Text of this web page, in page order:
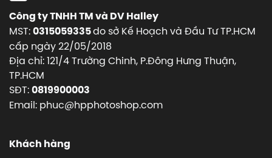
Công ty TNHH TM và DV Halley
MST:0315059335do sở Kế Hoạch và Đầu Tư TP.HCM
cấp ngày 22/05/2018
Địa chỉ: 121/4 Trường Chinh, P.Đông Hưng Thuận,
TP.HCM
SĐT:0819900003
Email: phuc@hpphotoshop.com
Khách hàng